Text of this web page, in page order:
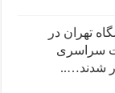
دانشگاه تهران در
سراسری
شدند…..